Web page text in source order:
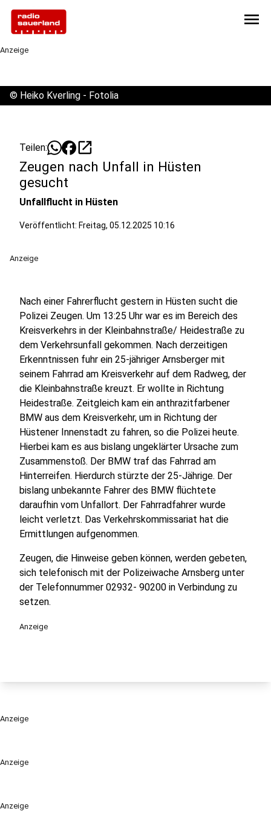
menu
Anzeige
Anzeige
Anzeige
© Heiko Kverling - Fotolia
Teilen: open_in_new
Zeugen nach Unfall in Hüsten
gesucht
Unfallflucht in Hüsten
Veröffentlicht: Freitag, 05.12.2025 10:16
Anzeige
Nach einer Fahrerflucht gestern in Hüsten sucht die
Polizei Zeugen. Um 13:25 Uhr war es im Bereich des
Kreisverkehrs in der Kleinbahnstraße/ Heidestraße zu
dem Verkehrsunfall gekommen. Nach derzeitigen
Erkenntnissen fuhr ein 25-jähriger Arnsberger mit
seinem Fahrrad am Kreisverkehr auf dem Radweg, der
die Kleinbahnstraße kreuzt. Er wollte in Richtung
Heidestraße. Zeitgleich kam ein anthrazitfarbener
BMW aus dem Kreisverkehr, um in Richtung der
Hüstener Innenstadt zu fahren, so die Polizei heute.
Hierbei kam es aus bislang ungeklärter Ursache zum
Zusammenstoß. Der BMW traf das Fahrrad am
Hinterreifen. Hierdurch stürzte der 25-Jährige. Der
bislang unbekannte Fahrer des BMW flüchtete
daraufhin vom Unfallort. Der Fahrradfahrer wurde
leicht verletzt. Das Verkehrskommissariat hat die
Ermittlungen aufgenommen.
Zeugen, die Hinweise geben können, werden gebeten,
sich telefonisch mit der Polizeiwache Arnsberg unter
der Telefonnummer 02932- 90200 in Verbindung zu
setzen.
Anzeige
Anzeige